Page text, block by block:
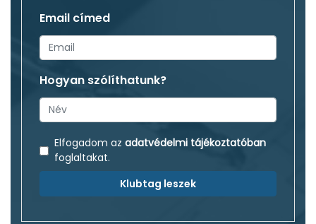
Email címed
Hogyan szólíthatunk?
Elfogadom az adatvédelmi tájékoztatóban
foglaltakat.
Klubtag leszek